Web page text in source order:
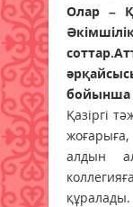
Олар –
бойынша
Қазіргі
алдын